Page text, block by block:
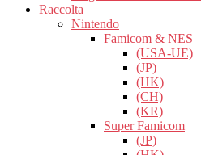
Raccolta
Nintendo
Famicom & NES
(USA-UE)
(JP)
(HK)
(CH)
(KR)
Super Famicom
(JP)